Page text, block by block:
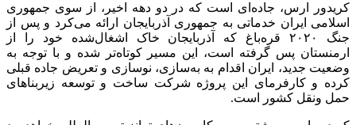
کریدور ارس، جاده‌ای است که در دو دهه اخیر، از سوی جمهوری
اسلامی ایران خدماتی به جمهوری آذربایجان ارائه می‌کرد و پس از
جنگ ۲۰۲۰ قره‌باغ که آذربایجان خاک اشغال‌شده خود را از
ارمنستان پس گرفته است، این مسیر کوتاه‌تر شده و با توجه به
وضعیت جدید، ایران اقدام به به‌سازی، نوسازی و تعریض جاده قبلی
کرده و کارفرمای این پروژه شرکت ساخت و توسعه زیربناهای
حمل ونقل کشور است.